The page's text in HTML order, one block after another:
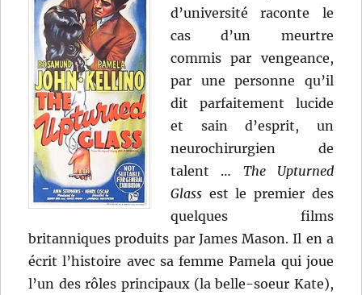
d’université raconte le
cas d’un meurtre
commis par vengeance,
par une personne qu’il
dit parfaitement lucide
et sain d’esprit, un
neurochirurgien de
talent … The Upturned
Glass est le premier des
quelques films
britanniques produits par James Mason. Il en a
écrit l’histoire avec sa femme Pamela qui joue
l’un des rôles principaux (la belle-soeur Kate),